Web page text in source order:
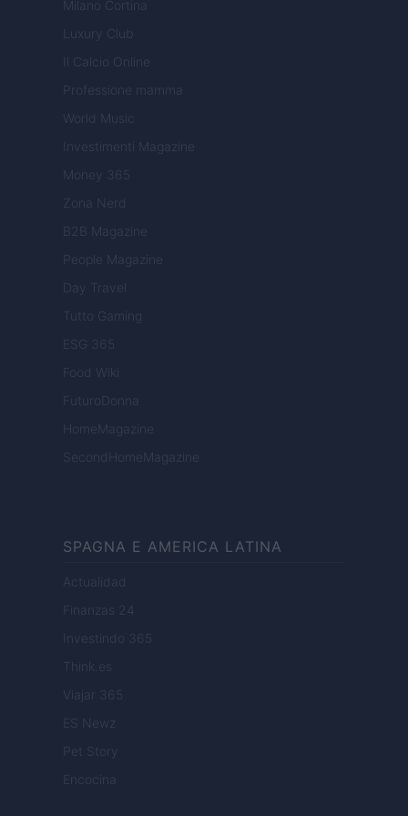
Milano Cortina
Luxury Club
Il Calcio Online
Professione mamma
World Music
Investimenti Magazine
Money 365
Zona Nerd
B2B Magazine
People Magazine
Day Travel
Tutto Gaming
ESG 365
Food Wiki
FuturoDonna
HomeMagazine
SecondHomeMagazine
SPAGNA E AMERICA LATINA
Actualidad
Finanzas 24
Investindo 365
Think.es
Viajar 365
ES Newz
Pet Story
Encocina